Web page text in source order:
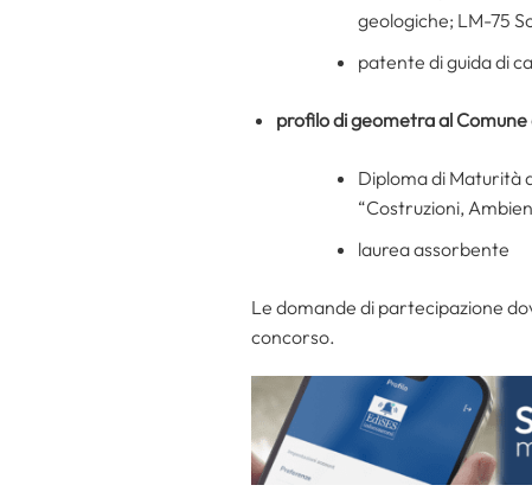
geologiche; LM-75
patente di guida di
profilo di geometra al
Diploma di Maturità
“Costruzioni,
laurea assorbente
Le domande di partecipazione
concorso.